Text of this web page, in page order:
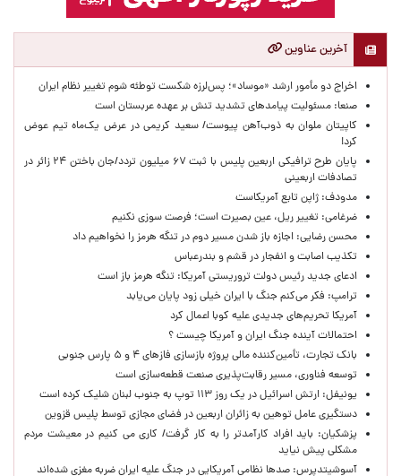
آخرین عناوین
اخراج دو مأمور ارشد «موساد»؛ پس‌لرزه شکست توطئه شوم تغییر نظام ایران
صنعا: مسئولیت پیامدهای تشدید تنش بر عهده عربستان است
کاپیتان ملوان به ذوب‌آهن پیوست/ سعید کریمی در عرض یک‌ماه تیم عوض
کرد!
پایان طرح ترافیکی اربعین پلیس با ثبت ۶۷ میلیون تردد/جان باختن ۲۴ زائر در
تصادفات اربعینی
مدودف: ژاپن تابع آمریکاست
ضرغامی: تغییر ریل، عین بصیرت است؛ فرصت سوزی نکنیم
محسن رضایی: اجازه باز شدن مسیر دوم در تنگه هرمز را نخواهیم داد
تکذیب اصابت و انفجار در قشم و بندرعباس
ادعای جدید رئیس دولت تروریستی آمریکا: تنگه هرمز باز است
ترامپ: فکر می‌کنم جنگ با ایران خیلی زود پایان می‌یابد
آمریکا تحریم‌های جدیدی علیه کوبا اعمال کرد
احتمالات آینده جنگ ایران و آمریکا چیست ؟
بانک تجارت، تأمین‌کننده مالی پروژه بازسازی فازهای ۴ و ۵ پارس جنوبی
توسعه فناوری، مسیر رقابت‌پذیری صنعت قطعه‌سازی است
یونیفل: ارتش اسرائیل در یک روز ۱۱۳ توپ به جنوب لبنان شلیک کرده است
دستگیری عامل توهین به زائران اربعین در فضای مجازی توسط پلیس قزوین
پزشکیان: باید افراد کارآمدتر را به کار گرفت/ کاری می کنیم در معیشت مردم
مشکلی پیش نیاید
آسوشیتدپرس: صدها نظامی آمریکایی در جنگ علیه ایران ضربه مغزی شده‌اند